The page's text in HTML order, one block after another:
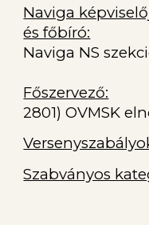
Naviga
és főbíró:
Naviga NS
Főszervező:
2801) OVMSK
Szabványos